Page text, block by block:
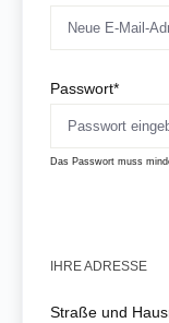
Passwort*
Das Passwort muss
IHRE ADRESSE
Straße und